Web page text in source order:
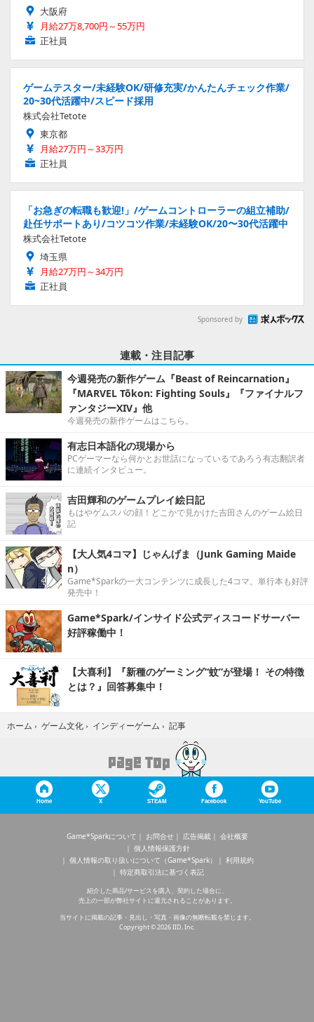
大阪府
月給27万8,700円～55万円
正社員
ゲームテスター/未経験OK/研修充実/かんたんチェック作業/
20~30代活躍中/スピード採用
株式会社Tetote
東京都
月給27万円～33万円
正社員
「お急ぎの転職も歓迎!」/ゲームコントローラーの組立補助/
赴任サポートあり/コツコツ作業/未経験OK/20〜30代活躍中
株式会社Tetote
埼玉県
月給27万円～34万円
正社員
Sponsored by
連載・注目記事
今週発売の新作ゲーム『Beast of Reincarnation』
『MARVEL Tōkon: Fighting Souls』『ファイナルフ
ァンタジーXIV』他
今週発売の新作ゲームはこちら。
有志日本語化の現場から
PCゲーマーなら何かとお世話になっているであろう有志翻訳者
に連続インタビュー。
吉田輝和のゲームプレイ絵日記
もはやゲムスパの顔！どこかで見かけた吉田さんのゲーム絵日
記
【大人気4コマ】じゃんげま（Junk Gaming Maide
n）
Game*Sparkの一大コンテンツに成長した4コマ。単行本も好評
発売中！
Game*Spark/インサイド公式ディスコードサーバー
好評稼働中！
【大喜利】『新種のゲーミング“蚊”が登場！ その特徴
とは？』回答募集中！
ホーム › ゲーム文化 › インディーゲーム › 記事
Home X STEAM Facebook YouTube
Game*Sparkについて お問合せ 広告掲載
会社概要
個人情報保護方針
個人情報の取り扱いについて（Game*Spark）
利用規約
特定商取引法に基づく表記
紹介した商品/サービスを購入、契約した場合に、
売上の一部が弊社サイトに還元されることがあります。
当サイトに掲載の記事・見出し・写真・画像の無断転載を禁じます。
Copyright © 2026 IID, Inc.